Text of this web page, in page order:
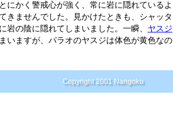
にかく警戒心が強く、常に岩に隠れているよ
きませんでした。見かけたときも、シャッタ
岩の陰に隠れてしまいました。一瞬、 ヤスジ
いますが、パラオのヤスジは体色が黄色なの
Copyright 2001 Nangoku